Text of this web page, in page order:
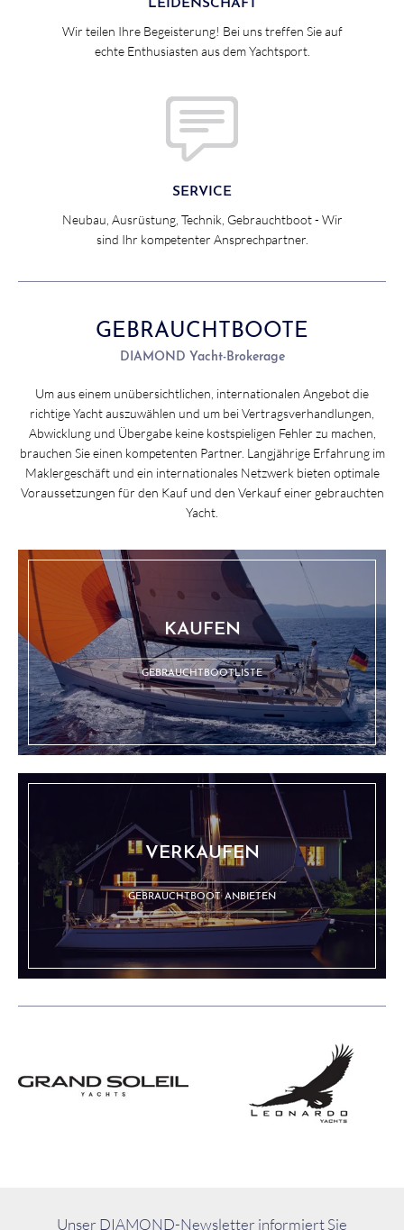
LEIDENSCHAFT
Wir teilen Ihre Begeisterung! Bei uns treffen Sie auf
echte Enthusiasten aus dem Yachtsport.
SERVICE
Neubau, Ausrüstung, Technik, Gebrauchtboot - Wir
sind Ihr kompetenter Ansprechpartner.
GEBRAUCHTBOOTE
DIAMOND Yacht-Brokerage
Um aus einem unübersichtlichen, internationalen Angebot die
richtige Yacht auszuwählen und um bei Vertragsverhandlungen,
Abwicklung und Übergabe keine kostspieligen Fehler zu machen,
brauchen Sie einen kompetenten Partner. Langjährige Erfahrung im
Maklergeschäft und ein internationales Netzwerk bieten optimale
Voraussetzungen für den Kauf und den Verkauf einer gebrauchten
Yacht.
KAUFEN
GEBRAUCHTBOOTLISTE
VERKAUFEN
GEBRAUCHTBOOT ANBIETEN
Unser DIAMOND-Newsletter informiert Sie